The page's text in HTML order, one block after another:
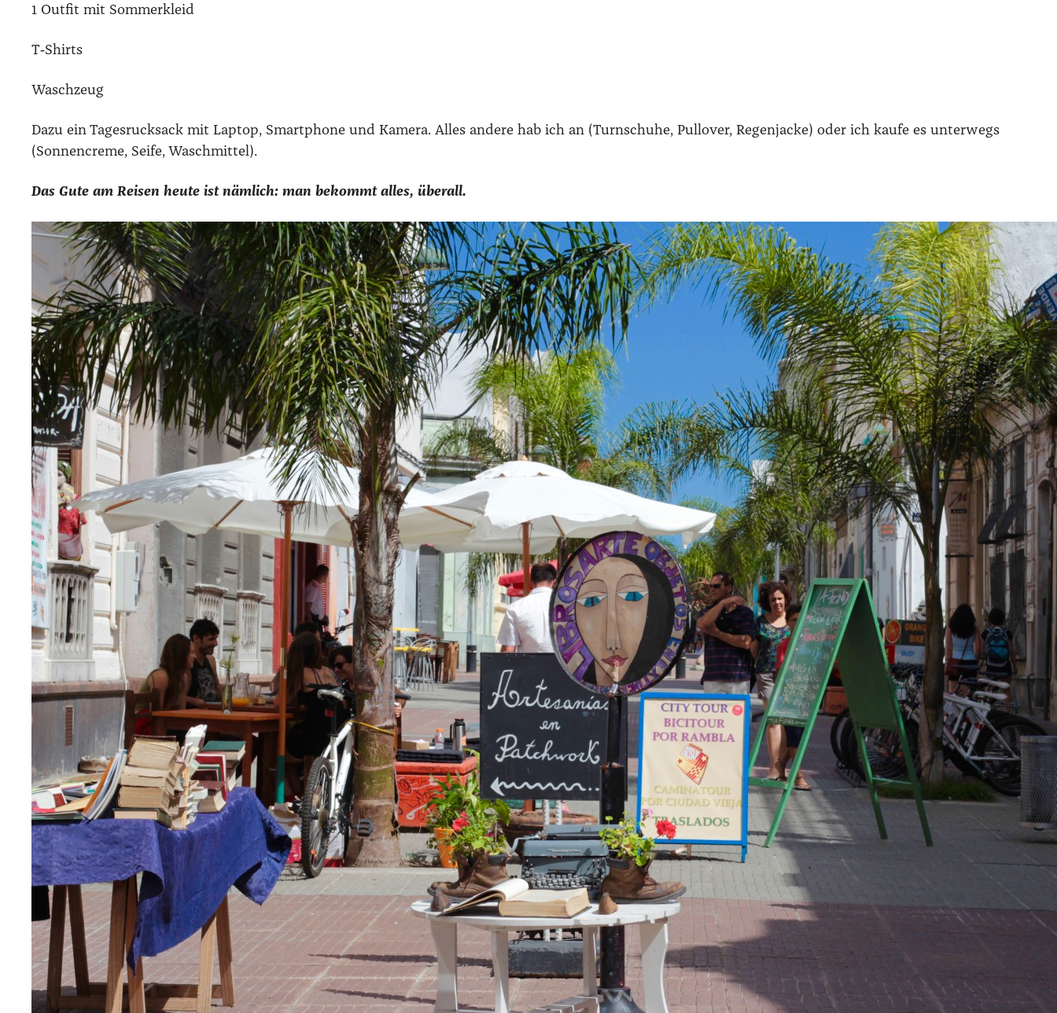
1 Out­fit mit Som­mer­kleid
T‑Shirts
Wasch­zeug
Dazu ein Tages­ruck­sack mit Lap­top, Smart­phone und Kame­ra. Alles ande­re hab ich an (Turn­schu­he, Pull­over, Regen­ja­cke) oder ich kau­fe es unter­wegs
(Son­nen­creme, Sei­fe, Wasch­mit­tel).
Das Gute am Rei­sen heu­te ist näm­lich: man bekommt alles, über­all.